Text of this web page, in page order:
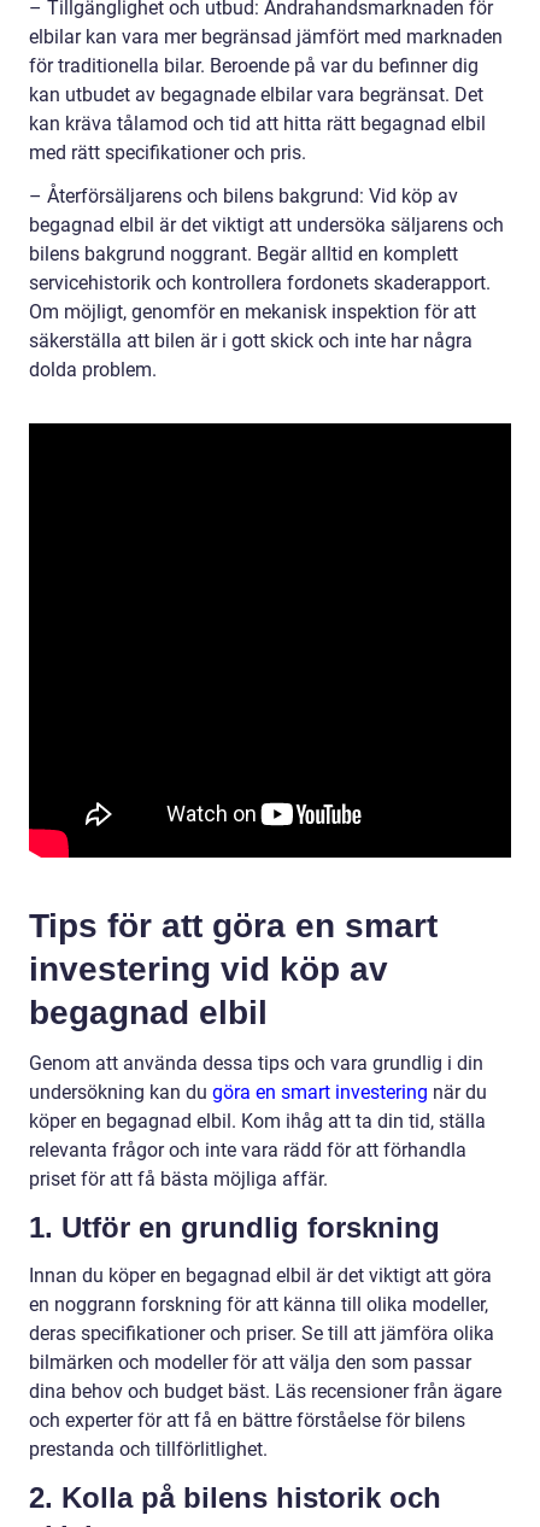
– Tillgänglighet och utbud: Andrahandsmarknaden för
elbilar kan vara mer begränsad jämfört med marknaden
för traditionella bilar. Beroende på var du befinner dig
kan utbudet av begagnade elbilar vara begränsat. Det
kan kräva tålamod och tid att hitta rätt begagnad elbil
med rätt specifikationer och pris.
– Återförsäljarens och bilens bakgrund: Vid köp av
begagnad elbil är det viktigt att undersöka säljarens och
bilens bakgrund noggrant. Begär alltid en komplett
servicehistorik och kontrollera fordonets skaderapport.
Om möjligt, genomför en mekanisk inspektion för att
säkerställa att bilen är i gott skick och inte har några
dolda problem.
Tips för att göra en smart
investering vid köp av
begagnad elbil
Genom att använda dessa tips och vara grundlig i din
undersökning kan du göra en smart investering när du
köper en begagnad elbil. Kom ihåg att ta din tid, ställa
relevanta frågor och inte vara rädd för att förhandla
priset för att få bästa möjliga affär.
1. Utför en grundlig forskning
Innan du köper en begagnad elbil är det viktigt att göra
en noggrann forskning för att känna till olika modeller,
deras specifikationer och priser. Se till att jämföra olika
bilmärken och modeller för att välja den som passar
dina behov och budget bäst. Läs recensioner från ägare
och experter för att få en bättre förståelse för bilens
prestanda och tillförlitlighet.
2. Kolla på bilens historik och